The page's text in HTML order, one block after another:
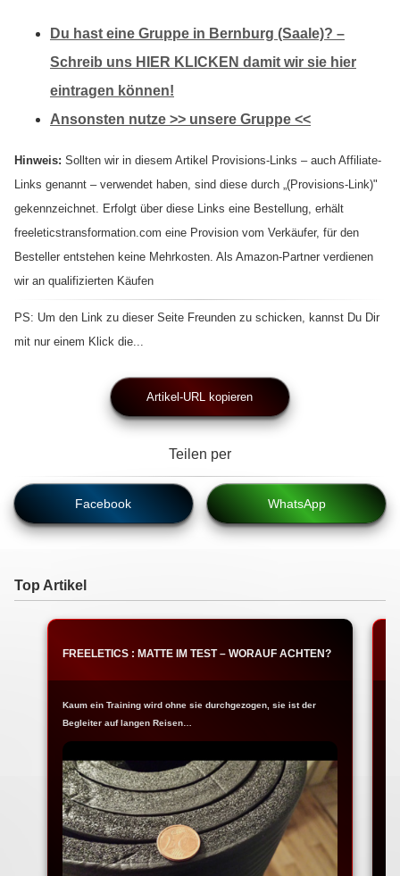
Du hast eine Gruppe in Bernburg (Saale)? –
Schreib uns HIER KLICKEN damit wir sie hier
eintragen können!
Ansonsten nutze >> unsere Gruppe <<
Hinweis: Sollten wir in diesem Artikel Provisions-Links – auch Affiliate-
Links genannt – verwendet haben, sind diese durch „(Provisions-Link)"
gekennzeichnet. Erfolgt über diese Links eine Bestellung, erhält
freeleticstransformation.com eine Provision vom Verkäufer, für den
Besteller entstehen keine Mehrkosten. Als Amazon-Partner verdienen
wir an qualifizierten Käufen
PS: Um den Link zu dieser Seite Freunden zu schicken, kannst Du Dir
mit nur einem Klick die...
Artikel-URL kopieren
Teilen per
Facebook WhatsApp
Top Artikel
FREELETICS : MATTE IM TEST – WORAUF ACHTEN?
Kaum ein Training wird ohne sie durchgezogen, sie ist der
Begleiter auf langen Reisen…